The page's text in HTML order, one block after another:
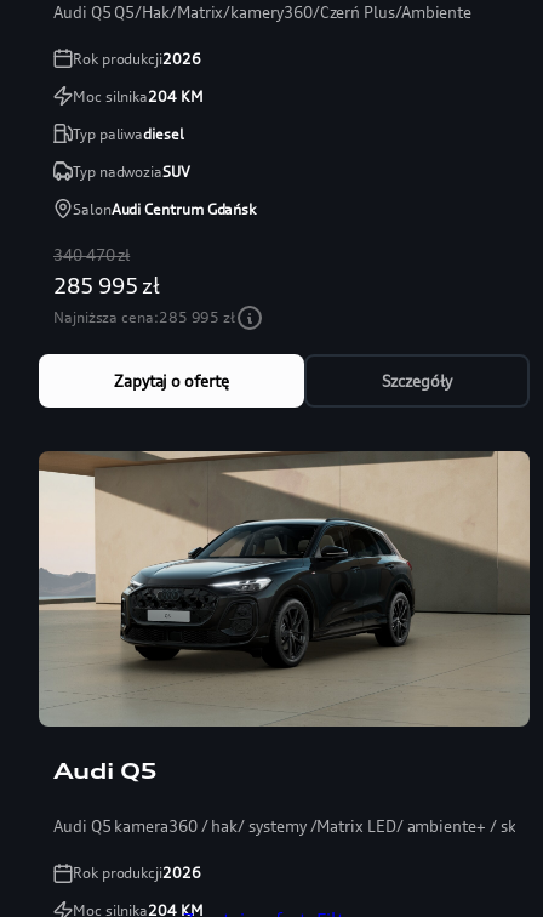
Audi Q5 Q5/Hak/Matrix/kamery360/Czerń Plus/Ambiente
Rok produkcji2026
Moc silnika204KM
Typ paliwadiesel
Typ nadwoziaSUV
SalonAudi Centrum Gdańsk
340 470 zł
285 995 zł
Najniższa cena:285 995 zł
Zapytaj o ofertę Szczegóły
Audi Q5
Audi Q5 kamera360 / hak/ systemy /Matrix LED/ ambiente+ / skóra
Rok produkcji2026
Moc silnika204KM